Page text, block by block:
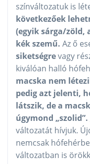
színváltozatuk is
következőek
(egyik sárga/zöld,
kék szemű. Az ő
siketségrevagy
kiválóan halló
macska nem
pedig azt jelenti,
látszik, de a
úgymond „szolid”.
változatát hívjuk.
nemcsak
változatban is